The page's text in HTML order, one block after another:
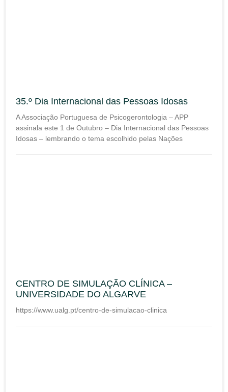
35.º Dia Internacional das Pessoas Idosas
A Associação Portuguesa de Psicogerontologia – APP
assinala este 1 de Outubro – Dia Internacional das Pessoas
Idosas – lembrando o tema escolhido pelas Nações
CENTRO DE SIMULAÇÃO CLÍNICA –
UNIVERSIDADE DO ALGARVE
https://www.ualg.pt/centro-de-simulacao-clinica